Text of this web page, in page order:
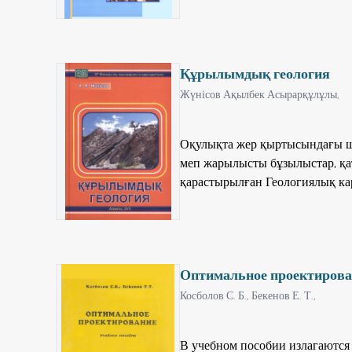
қарастырады. Сонымен қатар,
Мұнда түрлі жағдайлардағы
толық қарастырады. Оқу
Құрылымдық геология
Жүнісов Ақылбек Асырарқұлұлы,
Оқулықта жер қыртысындағы
меп жарылысты бұзылыстар,
қарастырылған Геологиялық
атаулары берілген.
Оптимальное
Косболов С. Б.,Бекенов Е. Т.,
В учебном пособии